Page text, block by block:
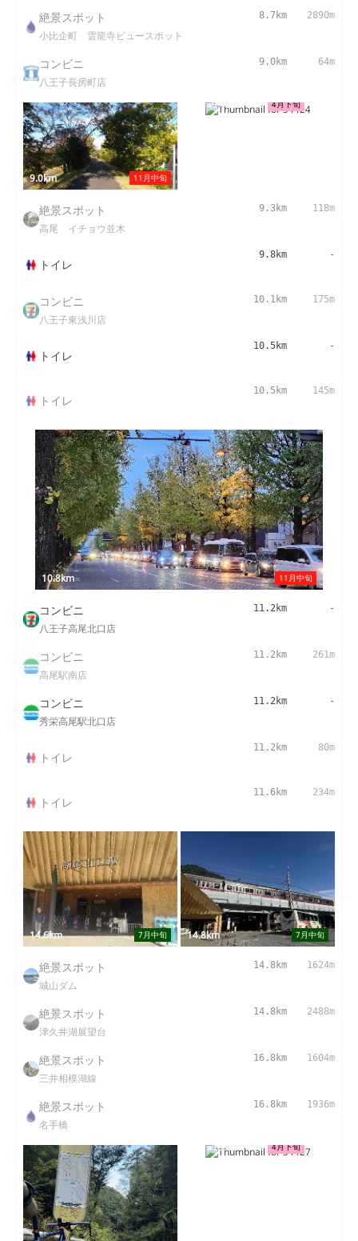
絶景スポット
小比企町 雲龍寺ビュースポット
8.7km 2890m
コンビニ
八王子長房町店
9.0km 64m
11月中旬
9.0km
4月下旬
9.4km
絶景スポット
高尾 イチョウ並木
9.3km 118m
トイレ
9.8km -
コンビニ
八王子東浅川店
10.1km 175m
トイレ
10.5km -
トイレ
10.5km 145m
11月中旬
10.8km
コンビニ
八王子高尾北口店
11.2km -
コンビニ
高尾駅南店
11.2km 261m
コンビニ
秀栄高尾駅北口店
11.2km -
トイレ
11.2km 80m
トイレ
11.6km 234m
7月中旬
14.6km 7月中旬
14.8km
絶景スポット
城山ダム
14.8km 1624m
絶景スポット
津久井湖展望台
14.8km 2488m
絶景スポット
三井相模湖線
16.8km 1604m
絶景スポット
名手橋
16.8km 1936m
4月下旬
18.6km